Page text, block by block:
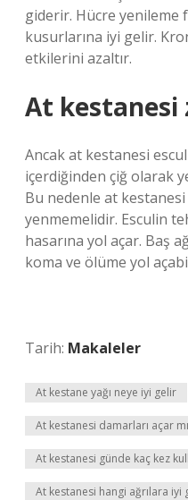
giderir. Hücre yenileme
kusurlarına iyi gelir.
etkilerini azaltır.
At kestanesi
Ancak at kestanesi
içerdiğinden çiğ olarak
Bu nedenle at
yenmemelidir. Esculin
hasarına yol açar. Baş
koma ve ölüme yol
Tarih: Makaleler
At kestane yağı neye iyi gelir
At kestanesi damarları açar mı
At kestanesi günde kaç kez
At kestanesi hangi ağrılara iyi